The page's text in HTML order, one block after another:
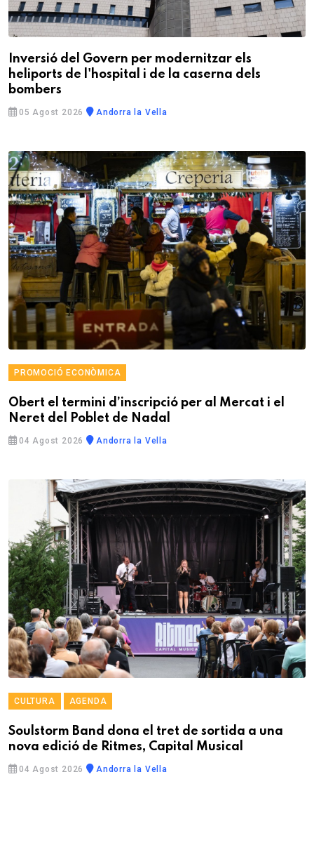
Inversió del Govern per modernitzar els
heliports de l'hospital i de la caserna dels
bombers
05 Agost 2026 Andorra la Vella
PROMOCIÓ ECONÒMICA
Obert el termini d’inscripció per al Mercat i el
Neret del Poblet de Nadal
04 Agost 2026 Andorra la Vella
CULTURA AGENDA
Soulstorm Band dona el tret de sortida a una
nova edició de Ritmes, Capital Musical
04 Agost 2026 Andorra la Vella